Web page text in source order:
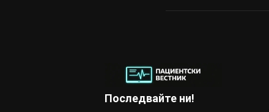
Последвайте ни!